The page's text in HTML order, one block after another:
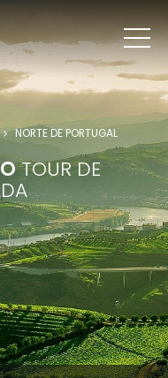
NORTE DE PORTUGAL
TOUR DE